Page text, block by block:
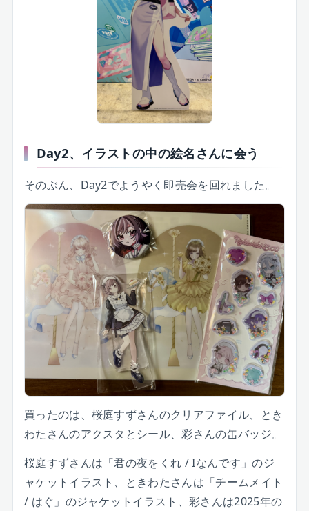
Day2、イラストの中の絵名さんに会う
そのぶん、Day2でようやく即売会を回れました。
買ったのは、桜庭すずさんのクリアファイル、とき
わたさんのアクスタとシール、彩さんの缶バッジ。
桜庭すずさんは「君の夜をくれ / Iなんです」のジ
ャケットイラスト、ときわたさんは「チームメイト
/ はぐ」のジャケットイラスト、彩さんは2025年の